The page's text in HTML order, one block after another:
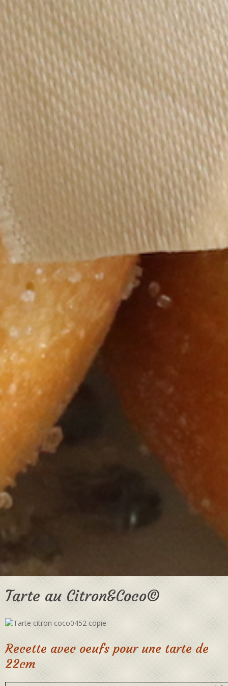
Tarte au Citron&Coco©
Recette avec oeufs pour une tarte de
22cm